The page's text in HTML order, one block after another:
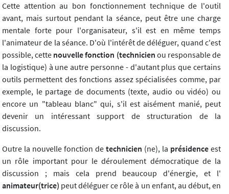
Cette attention au bon fonctionnement technique de l'outil
avant, mais surtout pendant la séance, peut être une charge
mentale forte pour l'organisateur, s'il est en même temps
l'animateur de la séance. D'où l'intérêt de déléguer, quand c'est
possible, cette nouvelle fonction (technicien ou responsable de
la logistique) à une autre personne - d'autant plus que certains
outils permettent des fonctions assez spécialisées comme, par
exemple, le partage de documents (texte, audio ou vidéo) ou
encore un "tableau blanc" qui, s'il est aisément manié, peut
devenir un intéressant support de structuration de la
discussion.
Outre la nouvelle fonction de technicien (ne), la présidence est
un rôle important pour le déroulement démocratique de la
discussion ; mais cela prend beaucoup d'énergie, et l'
animateur(trice) peut déléguer ce rôle à un enfant, au début, en